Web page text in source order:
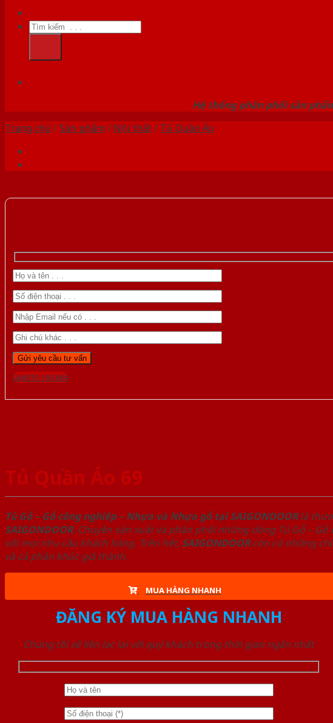
Tìm
kiếm:
Hệ thống phân phối sản
Trang chủ /Sản phẩm / Nội thất/ Tủ Quần Áo
Gọi 0976.169.864
Tủ Quần Áo 69
Tủ Gỗ – Gỗ công nghiêp – Nhựa và Nhựa gỗ tại SAIGONDOORlà
SAIGONDOOR. Chuyên sản xuất và phân phối những dòng Tủ Gỗ –
với mọi nhu cầu khách hàng. Trên hết, SAIGONDOORcòn có những
và cả phân khúc giá thành.
MUA HÀNG NHANH
ĐĂNG KÝ MUA HÀNG NHANH
Chúng tôi sẽ liên lạc lại với quý khách trong thời gian ngắn nhất